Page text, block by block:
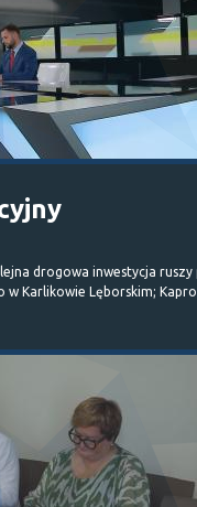
drogowa inwestycja ruszy
w Karlikowie Lęborskim;